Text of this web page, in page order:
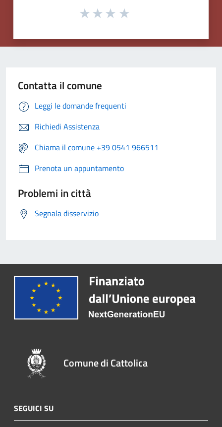
Contatta il comune
Leggi le domande frequenti
Richiedi Assistenza
Chiama il comune +39 0541 966511
Prenota un appuntamento
Problemi in città
Segnala disservizio
Comune di Cattolica
SEGUICI SU